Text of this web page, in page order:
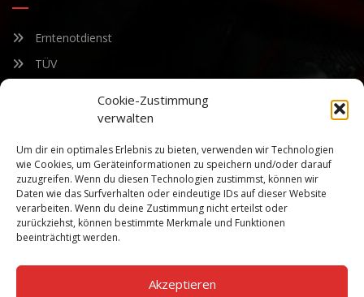
Cookie-Zustimmung
verwalten
Um dir ein optimales Erlebnis zu bieten, verwenden wir Technologien
wie Cookies, um Geräteinformationen zu speichern und/oder darauf
zuzugreifen. Wenn du diesen Technologien zustimmst, können wir
Daten wie das Surfverhalten oder eindeutige IDs auf dieser Website
verarbeiten. Wenn du deine Zustimmung nicht erteilst oder
zurückziehst, können bestimmte Merkmale und Funktionen
beeinträchtigt werden.
Akzeptieren
Erntenotdienst
TÜV
Bleiben Sie auf dem Laufenden über unsere sich ständig
weiterentwickelnden Produkteigenschaften und Technologien.
Geben Sie Ihre E-Mail-Adresse ein und abonnieren Sie unseren
Newsletter.